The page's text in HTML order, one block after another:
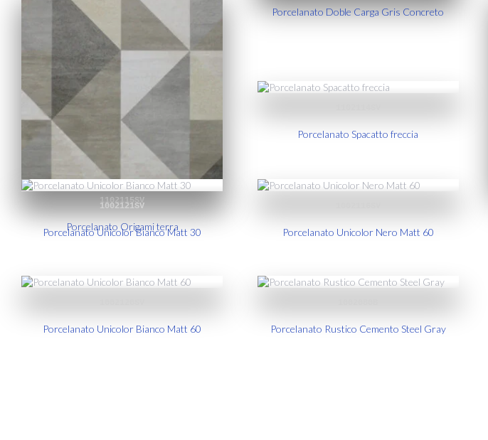
Porcelanato Doble Carga Gris Concreto
1102115SV
Porcelanato Origami terra
Porcelanato Spacatto freccia
1002121SV
Porcelanato Unicolor Bianco Matt 30
Porcelanato Unicolor Bianco Matt 60
Porcelanato Unicolor Nero Matt 60
Porcelanato Rustico Cemento Steel Gray